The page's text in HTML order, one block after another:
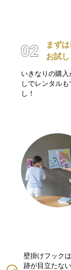
まず
お試し
いきなりの購
しでレンタル
し！
壁掛けフック
跡が目立たない